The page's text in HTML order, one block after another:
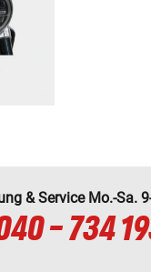
& Service Mo.-Sa.
- 734